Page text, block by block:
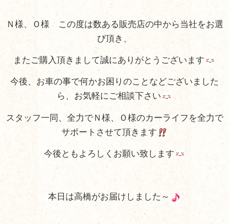
Ｎ様、Ｏ様 この度は数ある販売店の中から当社をお選
び頂き、
またご購入頂きまして誠にありがとうございます
今後、お車の事で何かお困りのことなどございました
ら、お気軽にご相談下さい
スタッフ一同、全力でＮ様、Ｏ様のカーライフを全力で
サポートさせて頂きます
今後ともよろしくお願い致します
本日は高橋がお届けしました～